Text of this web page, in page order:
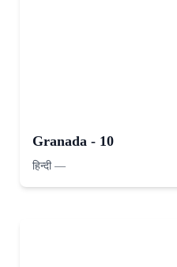
Granada - 10
हिन्दी—